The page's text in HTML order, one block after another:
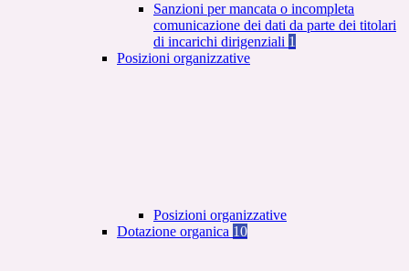
Sanzioni per mancata o incompleta
comunicazione dei dati da parte dei titolari
di incarichi dirigenziali 1
Posizioni organizzative
Posizioni organizzative
Dotazione organica 10